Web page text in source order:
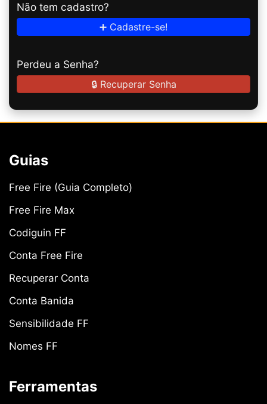
Não tem cadastro?
➕ Cadastre-se!
Perdeu a Senha?
🔒 Recuperar Senha
Guias
Free Fire (Guia Completo)
Free Fire Max
Codiguin FF
Conta Free Fire
Recuperar Conta
Conta Banida
Sensibilidade FF
Nomes FF
Ferramentas